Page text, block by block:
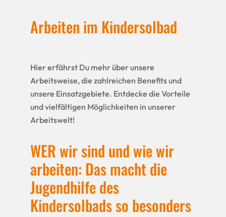
Arbeiten im Kindersolbad
Hier erfährst Du mehr über unsere
Arbeitsweise, die zahlreichen Benefits und
unsere Einsatzgebiete. Entdecke die Vorteile
und vielfältigen Möglichkeiten in unserer
Arbeitswelt!
WER wir sind und wie wir
arbeiten: Das macht die
Jugendhilfe des
Kindersolbads so besonders